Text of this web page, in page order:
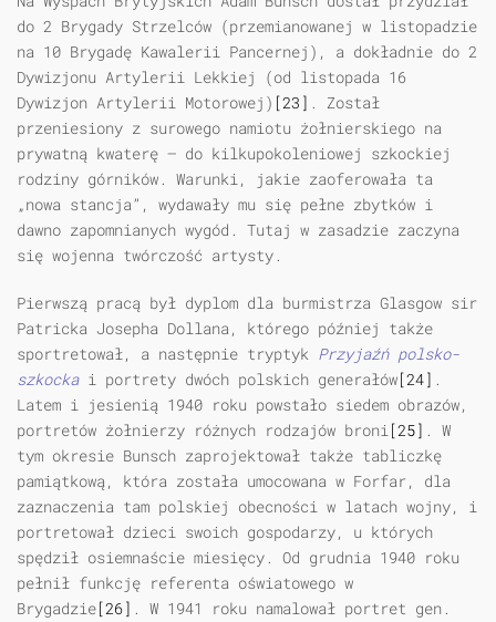
do 2 Brygady Strzelców (przemianowanej w listopadzie
na 10 Brygadę Kawalerii Pancernej), a dokładnie do 2
Dywizjonu Artylerii Lekkiej (od listopada 16
Dywizjon Artylerii Motorowej) [23] . Został
przeniesiony z surowego namiotu żołnierskiego na
prywatną kwaterę — do kilkupokoleniowej szkockiej
rodziny górników. Warunki, jakie zaoferowała ta
„nowa stancja”, wydawały mu się pełne zbytków i
dawno zapomnianych wygód. Tutaj w zasadzie zaczyna
się wojenna twórczość artysty.
Pierwszą pracą był dyplom dla burmistrza Glasgow sir
Patricka Josepha Dollana, którego później także
sportretował, a następnie tryptyk Przyjaźń polsko-
szkockai portrety dwóch polskich generałów[24] .
Latem i jesienią 1940 roku powstało siedem obrazów,
portretów żołnierzy różnych rodzajów broni[25] . W
tym okresie Bunsch zaprojektował także tabliczkę
pamiątkową, która została umocowana w Forfar, dla
zaznaczenia tam polskiej obecności w latach wojny, i
portretował dzieci swoich gospodarzy, u których
spędził osiemnaście miesięcy. Od grudnia 1940 roku
pełnił funkcję referenta oświatowego w
Brygadzie[26] . W 1941 roku namalował portret gen.